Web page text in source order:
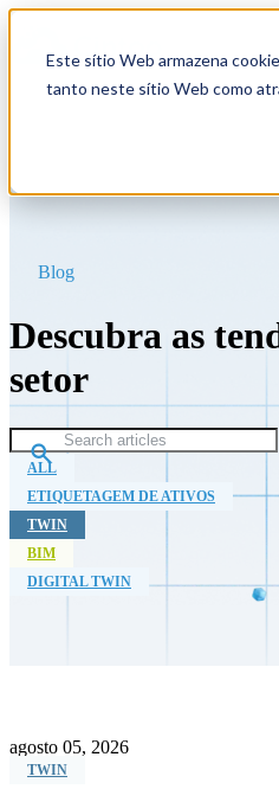
Este sítio Web armazena
tanto neste sítio Web como
Blog
Descubra as
setor
ALL
ETIQUETAGEM DE ATIVOS
TWIN
BIM
DIGITAL TWIN
agosto 05, 2026
TWIN